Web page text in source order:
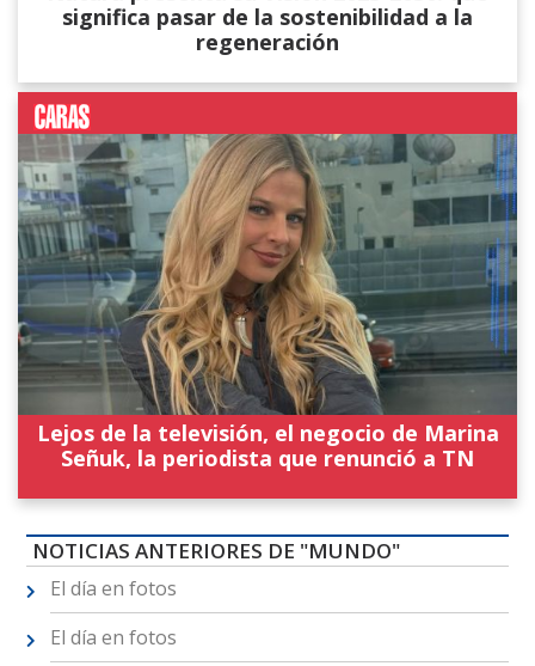
significa pasar de la sostenibilidad a la
regeneración
Lejos de la televisión, el negocio de Marina
Señuk, la periodista que renunció a TN
NOTICIAS ANTERIORES DE "MUNDO"
El día en fotos
El día en fotos